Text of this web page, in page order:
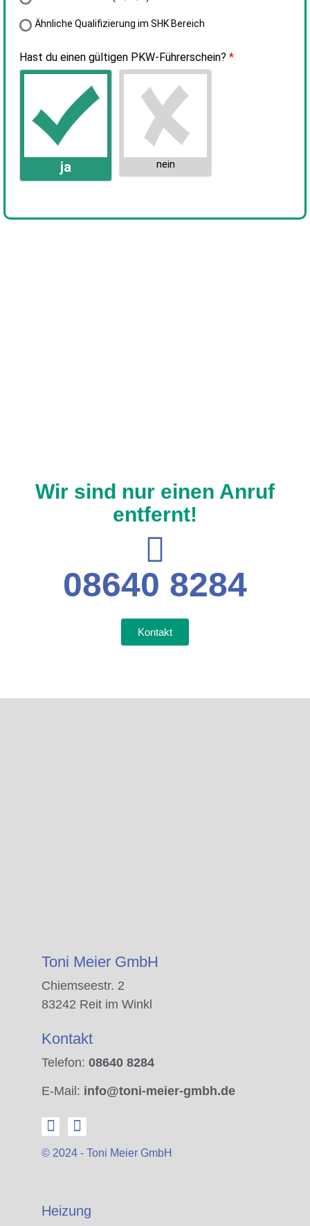
Wir sind nur einen Anruf
entfernt!
08640 8284
Kontakt
Toni Meier GmbH
Chiemseestr. 2
83242 Reit im Winkl
Kontakt
Telefon: 08640 8284
E-Mail: info@toni-meier-gmbh.de
© 2024 - Toni Meier GmbH
Heizung